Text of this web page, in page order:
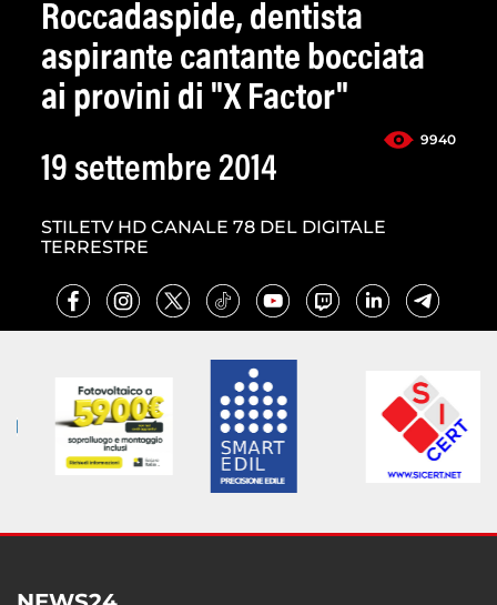
Roccadaspide, dentista
aspirante cantante bocciata
ai provini di "X Factor"
9940
19 settembre 2014
STILETV HD CANALE 78 DEL DIGITALE
TERRESTRE